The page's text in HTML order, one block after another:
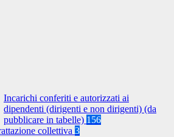
Incarichi conferiti e autorizzati ai
dipendenti (dirigenti e non dirigenti) (da
pubblicare in tabelle) 156
collettiva 3